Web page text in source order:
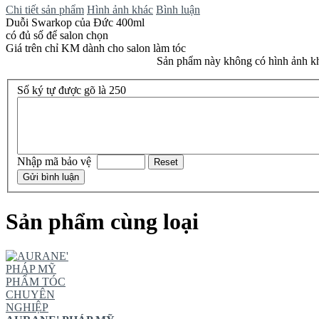
Chi tiết sản phẩm Hình ảnh khác Bình luận
Duỗi Swarkop của Đức 400ml
có đủ số để salon chọn
Giá trên chỉ KM dành cho salon làm tóc
Sản phẩm này không có hình ảnh
Số ký tự được gõ là 250
Nhập mã bảo vệ
Sản phẩm cùng loại